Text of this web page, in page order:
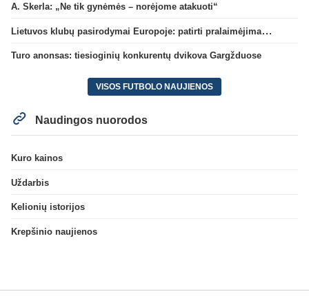
A. Skerla: „Ne tik gynėmės – norėjome atakuoti“
Lietuvos klubų pasirodymai Europoje: patirti pralaimėjimai Kroatijos atstovams
Turo anonsas: tiesioginių konkurentų dvikova Gargžduose
VISOS FUTBOLO NAUJIENOS
Naudingos nuorodos
Kuro kainos
Uždarbis
Kelionių istorijos
Krepšinio naujienos